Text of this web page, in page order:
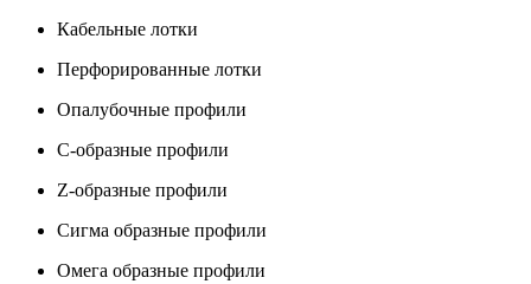
Кабельные лотки
Перфорированные лотки
Опалубочные профили
С-образные профили
Z-образные профили
Сигма образные профили
Омега образные профили